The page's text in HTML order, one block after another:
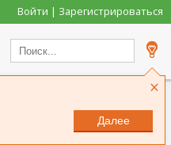
Войти | Зарегистрироваться
×
Далее